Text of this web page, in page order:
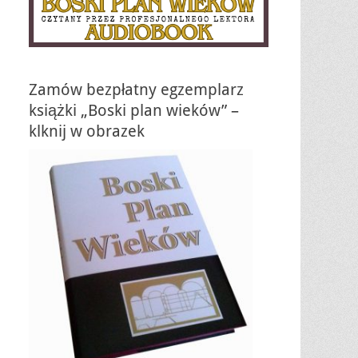
Zamów bezpłatny egzemplarz
książki „Boski plan wieków” –
klknij w obrazek